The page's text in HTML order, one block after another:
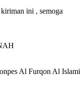
ini , semoga
Al Furqon Al Islami